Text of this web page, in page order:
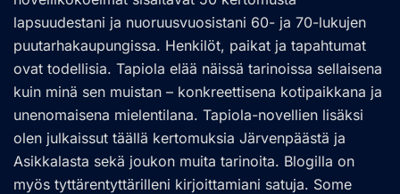
lapsuudestani ja nuoruusvuosistani 60- ja 70-lukujen
puutarhakaupungissa. Henkilöt, paikat ja tapahtumat
ovat todellisia. Tapiola elää näissä tarinoissa sellaisena
kuin minä sen muistan – konkreettisena kotipaikkana ja
unenomaisena mielentilana. Tapiola-novellien lisäksi
olen julkaissut täällä kertomuksia Järvenpäästä ja
Asikkalasta sekä joukon muita tarinoita. Blogilla on
myös tyttärentyttärilleni kirjoittamiani satuja. Some